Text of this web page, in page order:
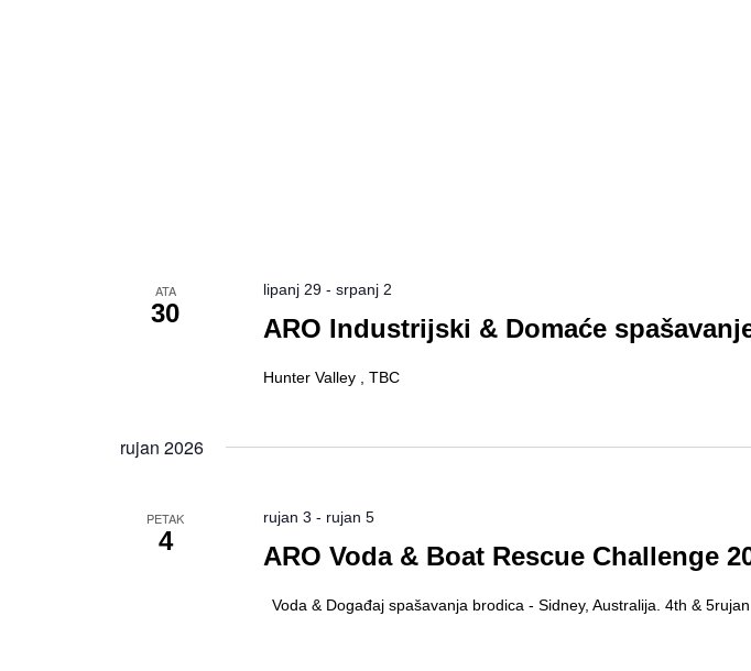
ATA
30
lipanj 29 -srpanj 2
ARO Industrijski & Domaće
Hunter Valley , TBC
rujan 2026
PETAK
4
rujan 3 - rujan 5
ARO Voda & Boat Rescue Challenge
Voda & Događaj spašavanja brodica - Sidney, Australija. 4th & 5rujan